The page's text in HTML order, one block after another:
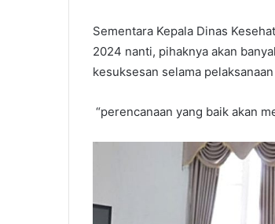
Sementara Kepala Dinas
2024 nanti, pihaknya akan
kesuksesan selama
“perencanaan yang baik akan